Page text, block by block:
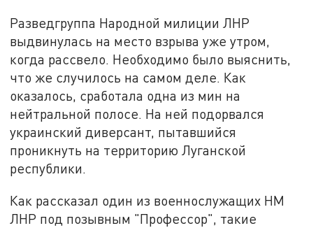
Разведгруппа Народной милиции ЛНР
выдвинулась на место взрыва уже утром,
когда рассвело. Необходимо было выяснить,
что же случилось на самом деле. Как
оказалось, сработала одна из мин на
нейтральной полосе. На ней подорвался
украинский диверсант, пытавшийся
проникнуть на территорию Луганской
республики.
Как рассказал один из военнослужащих НМ
ЛНР под позывным "Профессор", такие